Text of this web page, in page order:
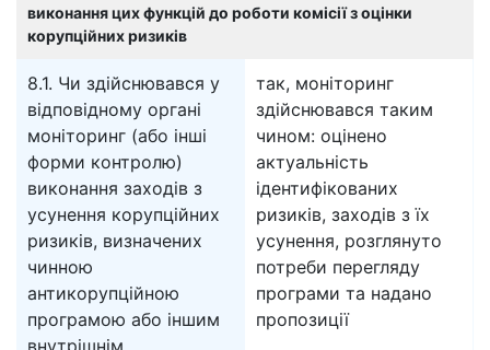
виконання цих функцій до роботи комісії з оцінки
корупційних ризиків
8.1. Чи здійснювався у
відповідному органі
моніторинг (або інші
форми контролю)
виконання заходів з
усунення корупційних
ризиків, визначених
чинною
антикорупційною
програмою або іншим
внутрішнім
так, моніторинг
здійснювався таким
чином: оцінено
актуальність
ідентифікованих
ризиків, заходів з їх
усунення, розглянуто
потреби перегляду
програми та надано
пропозиції